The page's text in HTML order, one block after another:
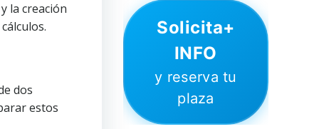
la creación
dos
estos
Solicita+
INFO
y reserva tu
plaza